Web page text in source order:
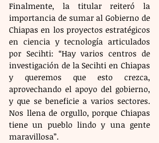
Finalmente, la titular reiteró la
importancia de sumar al Gobierno de
Chiapas en los proyectos estratégicos
en ciencia y tecnología articulados
por Secihti: “Hay varios centros de
investigación de la Secihti en Chiapas
y queremos que esto crezca,
aprovechando el apoyo del gobierno,
y que se beneficie a varios sectores.
Nos llena de orgullo, porque Chiapas
tiene un pueblo lindo y una gente
maravillosa”.